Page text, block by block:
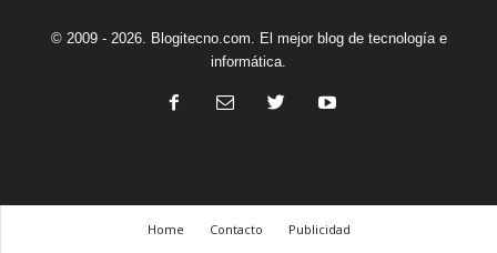
© 2009 - 2026. Blogitecno.com. El mejor blog de tecnología e
informática.
Home Contacto Publicidad